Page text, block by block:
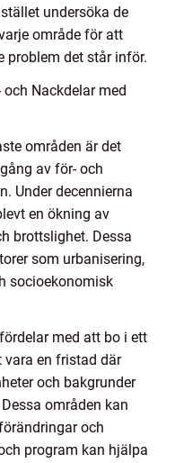
undersöka de
område för att
problem det står inför.
Nackdelar med
områden är det
av för- och
Under decennierna
en ökning av
brottslighet. Dessa
som urbanisering,
socioekonomisk
med att bo i ett
vara en fristad där
och bakgrunder
områden kan
och
program kan hjälpa